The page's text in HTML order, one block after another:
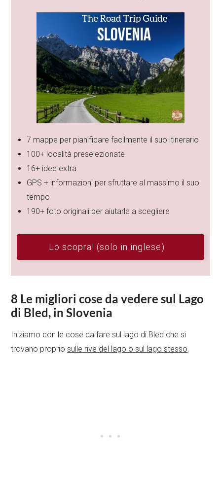
7 mappe per pianificare facilmente il suo itinerario
100+ località preselezionate
16+ idee extra
GPS + informazioni per sfruttare al massimo il suo
tempo
190+ foto originali per aiutarla a scegliere
Lo scopra! (solo in inglese)
8 Le migliori cose da vedere sul Lago
di Bled, in Slovenia
Iniziamo con le cose da fare sul lago di Bled che si
trovano propriosulle rive del lago o sul lago stesso